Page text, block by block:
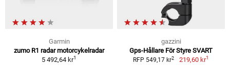
Garmin
zumo R1 radar motorcykelradar
5 492,64 kr1
gazzini
Gps-Hållare För Styre SVART
RFP 549,17 kr2 219,60 kr1